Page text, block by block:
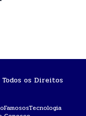
os Direitos
FamososTecnologia